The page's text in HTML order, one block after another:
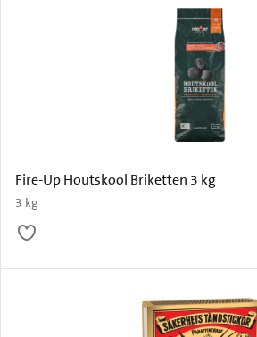
Fire-Up Houtskool Briketten 3 kg
3 kg